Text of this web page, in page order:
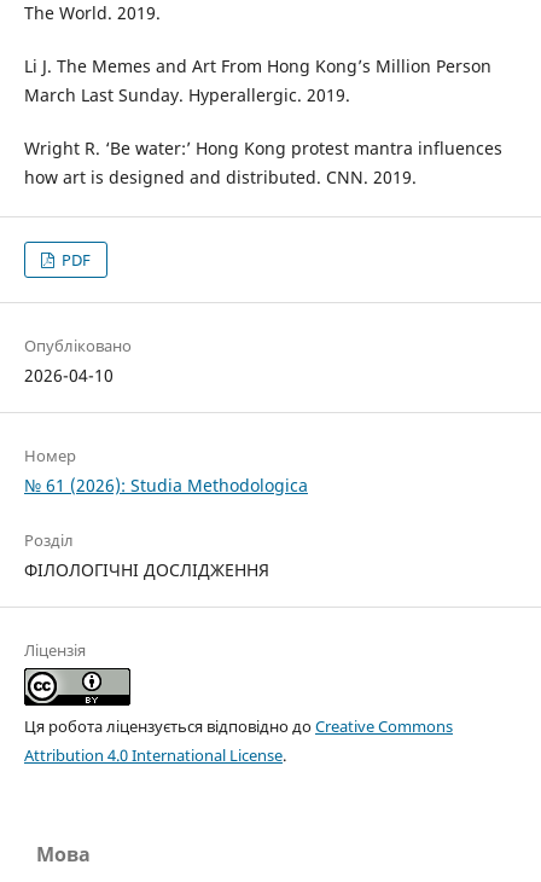
The World. 2019.
Li J. The Memes and Art From Hong Kong’s Million Person
March Last Sunday. Hyperallergic. 2019.
Wright R. ‘Be water:’ Hong Kong protest mantra influences
how art is designed and distributed. CNN. 2019.
PDF
Опубліковано
2026-04-10
Номер
№ 61 (2026): Studia Methodologica
Розділ
ФІЛОЛОГІЧНІ ДОСЛІДЖЕННЯ
Ліцензія
Ця робота ліцензується відповідно доCreative Commons
Attribution 4.0 International License.
Мова